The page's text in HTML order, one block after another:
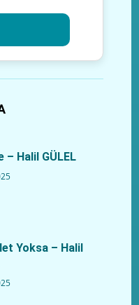
– Halil GÜLEL
Yoksa – Halil